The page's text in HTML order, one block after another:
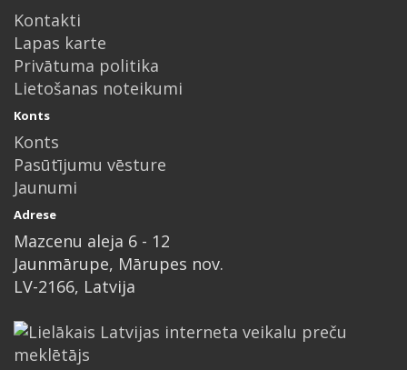
Kontakti
Lapas karte
Privātuma politika
Lietošanas noteikumi
Konts
Konts
Pasūtījumu vēsture
Jaunumi
Adrese
Mazcenu aleja 6 - 12
Jaunmārupe, Mārupes nov.
LV-2166, Latvija